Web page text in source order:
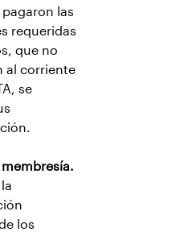
las
requeridas
que no
al corriente
se
los